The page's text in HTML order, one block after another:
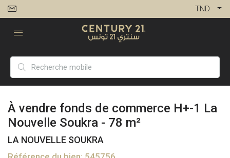
TND
À vendre fonds de commerce H+-1 La
Nouvelle Soukra - 78 m²
LA NOUVELLE SOUKRA